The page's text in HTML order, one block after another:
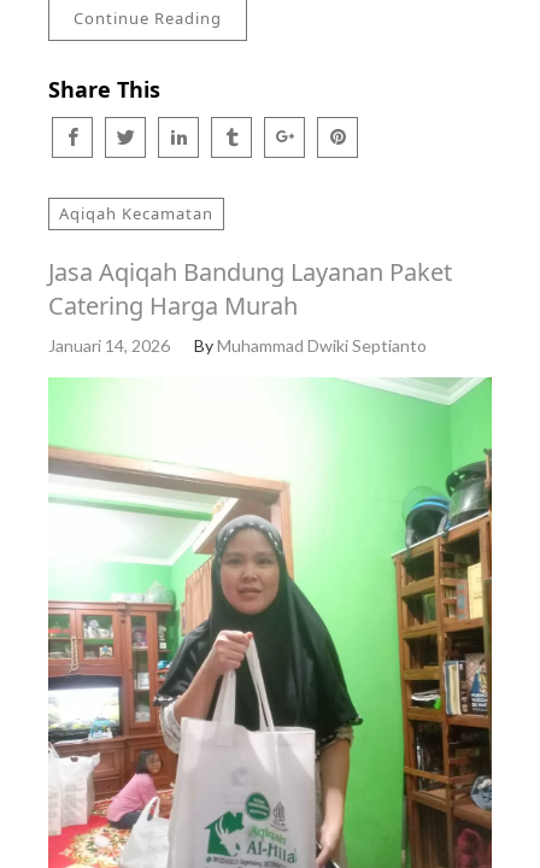
Continue Reading
Share This
Aqiqah Kecamatan
Jasa Aqiqah Bandung Layanan Paket
Catering Harga Murah
Januari 14, 2026 ByMuhammad Dwiki Septianto